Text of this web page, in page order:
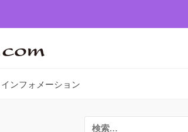
インフォメーション